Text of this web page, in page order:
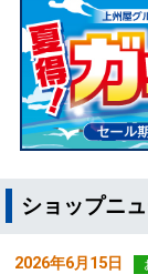
ショップニ
2026年6月15日